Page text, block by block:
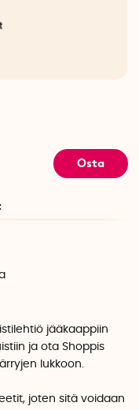
Osta
jääkaappiin
ja ota Shoppis
lukkoon.
joten sitä voidaan